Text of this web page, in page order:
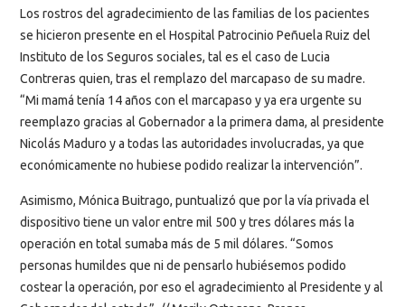
Los rostros del agradecimiento de las familias de los pacientes
se hicieron presente en el Hospital Patrocinio Peñuela Ruiz del
Instituto de los Seguros sociales, tal es el caso de Lucia
Contreras quien, tras el remplazo del marcapaso de su madre.
“Mi mamá tenía 14 años con el marcapaso y ya era urgente su
reemplazo gracias al Gobernador a la primera dama, al presidente
Nicolás Maduro y a todas las autoridades involucradas, ya que
económicamente no hubiese podido realizar la intervención”.
Asimismo, Mónica Buitrago, puntualizó que por la vía privada el
dispositivo tiene un valor entre mil 500 y tres dólares más la
operación en total sumaba más de 5 mil dólares. “Somos
personas humildes que ni de pensarlo hubiésemos podido
costear la operación, por eso el agradecimiento al Presidente y al